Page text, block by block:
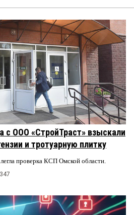
с ООО «СтройТраст» взыскали
и тротуарную плитку
проверка КСП Омской области.
347